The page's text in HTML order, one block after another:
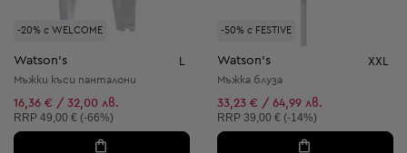
-20% с WELCOME
Watson's L
Мъжки къси панталони
16,36 € / 32,00 лв.
Препоръчителна цена:
RRP 49,00 € (-66%)
-50% с FESTIVE
Watson's XXL
Мъжка блуза
33,23 € / 64,99 лв.
Препоръчителна цена:
RRP 39,00 € (-14%)